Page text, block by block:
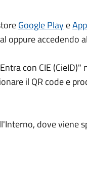
Google Playe
oppure accedendo
con CIE
il QR code e
dove viene